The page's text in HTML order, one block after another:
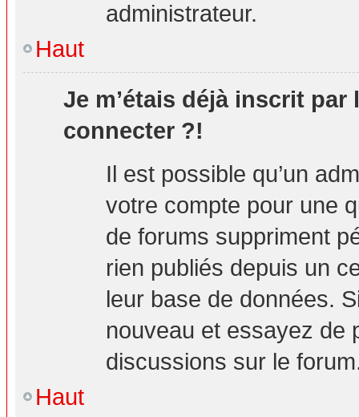
administrateur.
Haut
Je m’étais déjà inscrit
connecter ?!
Il est possible qu’un
votre compte pour une
de forums suppriment
rien publiés depuis un
leur base de données.
nouveau et essayez de
discussions sur le
Haut